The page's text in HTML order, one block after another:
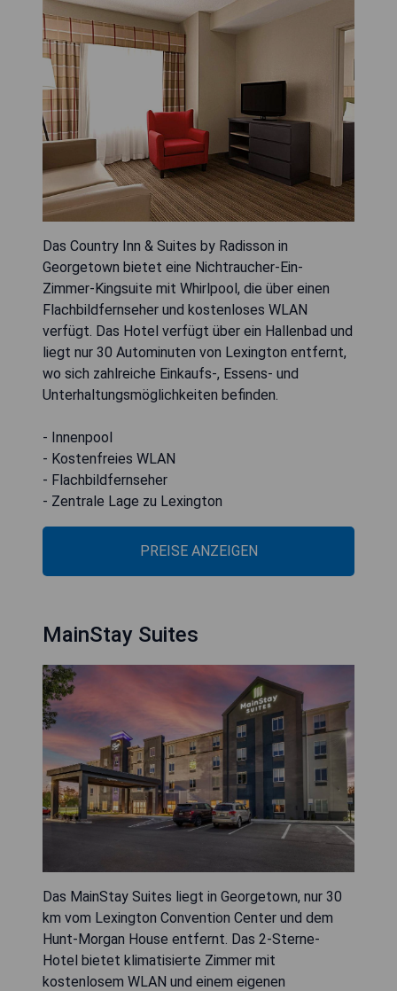
Das Country Inn & Suites by Radisson in
Georgetown bietet eine Nichtraucher-Ein-
Zimmer-Kingsuite mit Whirlpool, die über einen
Flachbildfernseher und kostenloses WLAN
verfügt. Das Hotel verfügt über ein Hallenbad und
liegt nur 30 Autominuten von Lexington entfernt,
wo sich zahlreiche Einkaufs-, Essens- und
Unterhaltungsmöglichkeiten befinden.
- Innenpool
- Kostenfreies WLAN
- Flachbildfernseher
- Zentrale Lage zu Lexington
PREISE ANZEIGEN
MainStay Suites
Das MainStay Suites liegt in Georgetown, nur 30
km vom Lexington Convention Center und dem
Hunt-Morgan House entfernt. Das 2-Sterne-
Hotel bietet klimatisierte Zimmer mit
kostenlosem WLAN und einem eigenen